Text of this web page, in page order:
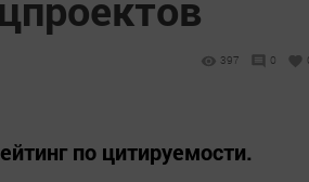
397 0
по цитируемости.